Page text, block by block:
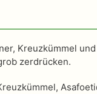
Kreuzkümmel
zerdrücken.